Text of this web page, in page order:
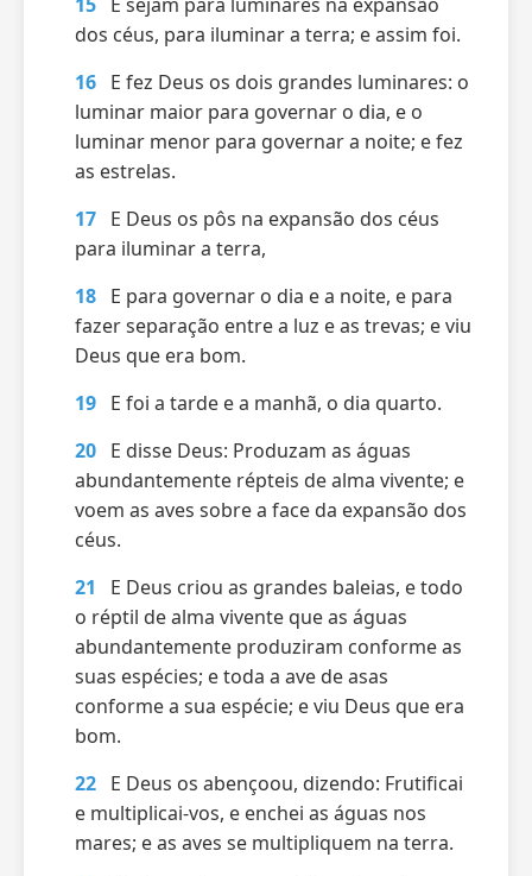
dos céus, para iluminar a terra; e assim foi.
16 E fez Deus os dois grandes luminares: o
luminar maior para governar o dia, e o
luminar menor para governar a noite; e fez
as estrelas.
17 E Deus os pôs na expansão dos céus
para iluminar a terra,
18 E para governar o dia e a noite, e para
fazer separação entre a luz e as trevas; e viu
Deus que era bom.
19 E foi a tarde e a manhã, o dia quarto.
20 E disse Deus: Produzam as águas
abundantemente répteis de alma vivente; e
voem as aves sobre a face da expansão dos
céus.
21
E Deus criou as grandes baleias, e todo
o réptil de alma vivente que as águas
abundantemente produziram conforme as
suas espécies; e toda a ave de asas
conforme a sua espécie; e viu Deus que era
bom.
22 E Deus os abençoou, dizendo: Frutificai
e multiplicai-vos, e enchei as águas nos
mares; e as aves se multipliquem na terra.